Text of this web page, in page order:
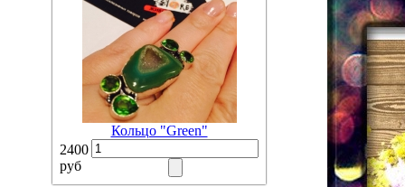
Кольцо "Green"
2400
руб